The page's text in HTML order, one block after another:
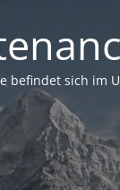
befindet sich im